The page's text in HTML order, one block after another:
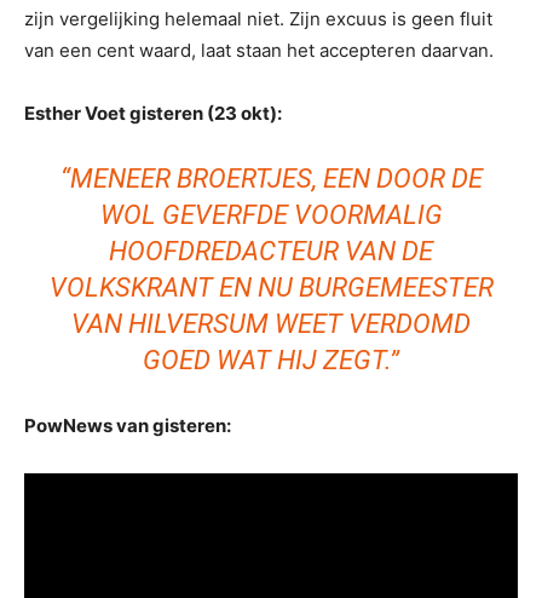
zijn vergelijking helemaal niet. Zijn excuus is geen fluit
van een cent waard, laat staan het accepteren daarvan.
Esther Voet gisteren (23 okt):
“MENEER BROERTJES, EEN DOOR DE
WOL GEVERFDE VOORMALIG
HOOFDREDACTEUR VAN DE
VOLKSKRANT EN NU BURGEMEESTER
VAN HILVERSUM WEET VERDOMD
GOED WAT HIJ ZEGT.”
PowNews van gisteren: